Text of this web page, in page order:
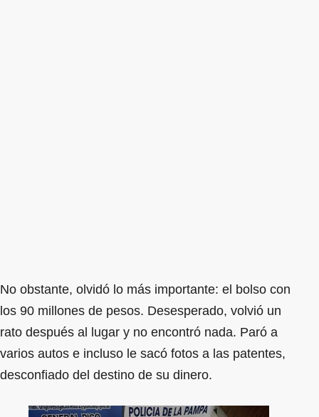
No obstante, olvidó lo más importante: el bolso con
los 90 millones de pesos. Desesperado, volvió un
rato después al lugar y no encontró nada. Paró a
varios autos e incluso le sacó fotos a las patentes,
desconfiado del destino de su dinero.